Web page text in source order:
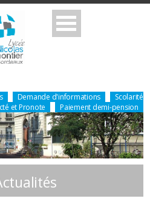
Demande d'informations
Scolarité
et Pronote Paiement demi-pension